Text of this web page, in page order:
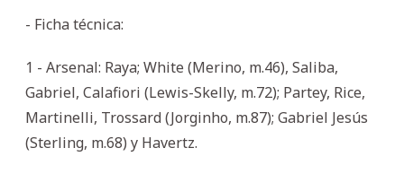
- Ficha técnica:
1 - Arsenal: Raya; White (Merino, m.46), Saliba,
Gabriel, Calafiori (Lewis-Skelly, m.72); Partey, Rice,
Martinelli, Trossard (Jorginho, m.87); Gabriel Jesús
(Sterling, m.68) y Havertz.